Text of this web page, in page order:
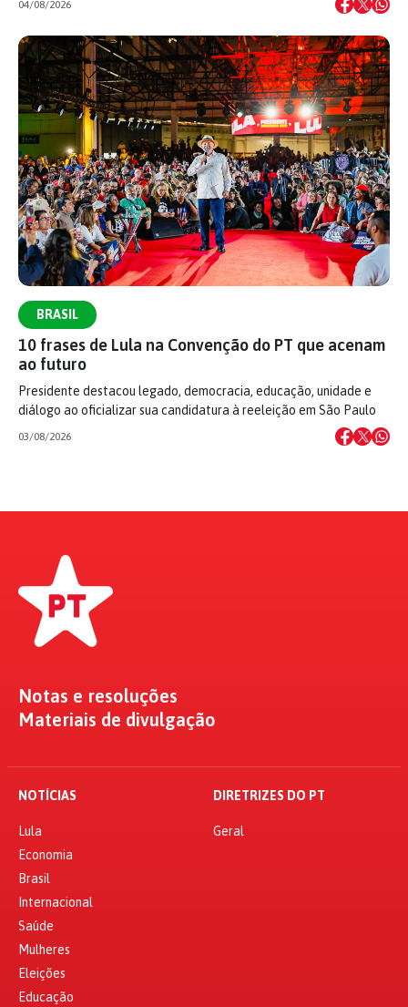
04/08/2026
BRASIL
10 frases de Lula na Convenção do PT que acenam
ao futuro
Presidente destacou legado, democracia, educação, unidade e
diálogo ao oficializar sua candidatura à reeleição em São Paulo
03/08/2026
Notas e resoluções
Materiais de divulgação
NOTÍCIAS
Lula
Economia
Brasil
Internacional
Saúde
Mulheres
Eleições
Educação
DIRETRIZES DO PT
Geral